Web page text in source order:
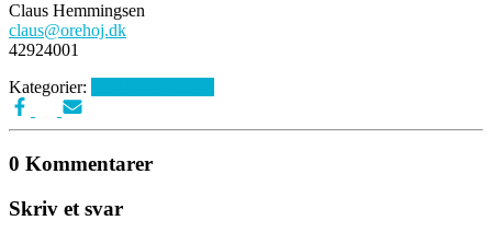
Claus Hemmingsen
claus@orehoj.dk
42924001
Kategorier:
0 Kommentarer
Skriv et svar